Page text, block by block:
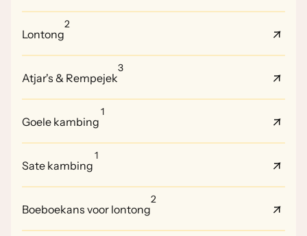
Lontong
2
Atjar's & Rempejek
3
Goele kambing
1
Sate kambing
1
Boeboekans voor lontong
2